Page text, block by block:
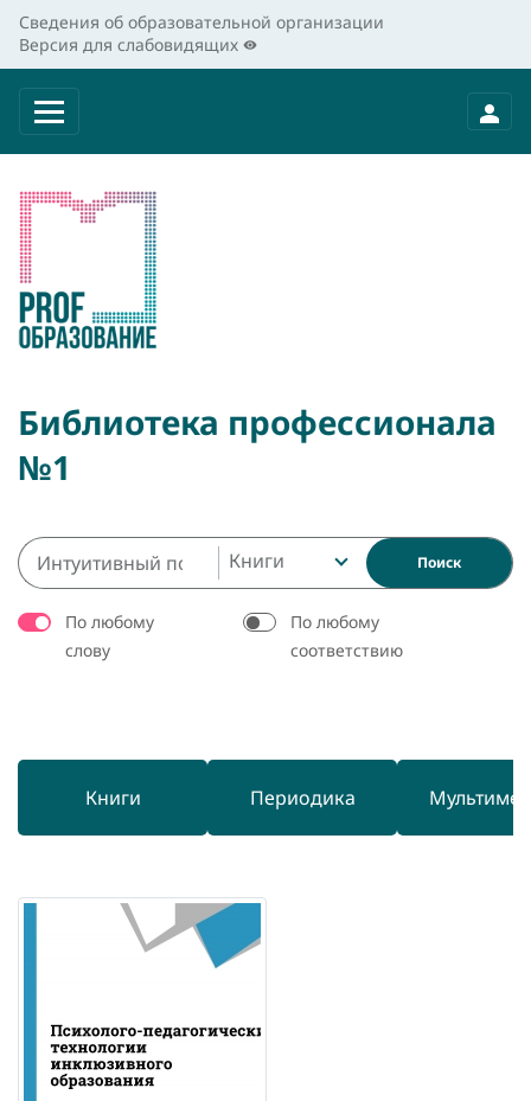
Сведения об образовательной организации
Версия для слабовидящих
Библиотека профессионала
№1
Книги Поиск
По любому
слову
По любому
соответствию
Книги Периодика